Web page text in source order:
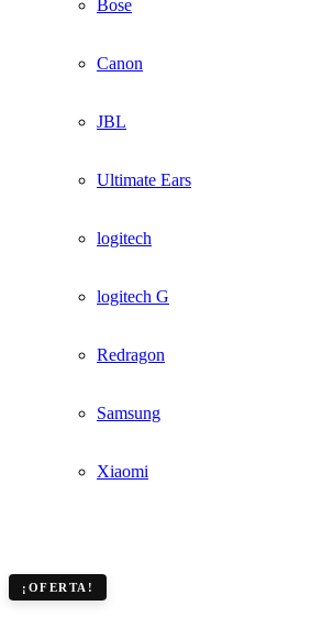
Bose
Canon
JBL
Ultimate Ears
logitech
logitech G
Redragon
Samsung
Xiaomi
¡OFERTA!